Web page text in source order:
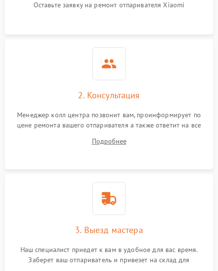
Оставьте заявку на ремонт отпаривателя Xiaomi
2. Консультация
Менеджер колл центра позвонит вам, проинформирует по
цене ремонта вашего отпаривателя а также ответит на все
Подробнее
3. Выезд мастера
Наш специалист приедет к вам в удобное для вас время.
Заберет ваш отпариватель и привезет на склад для